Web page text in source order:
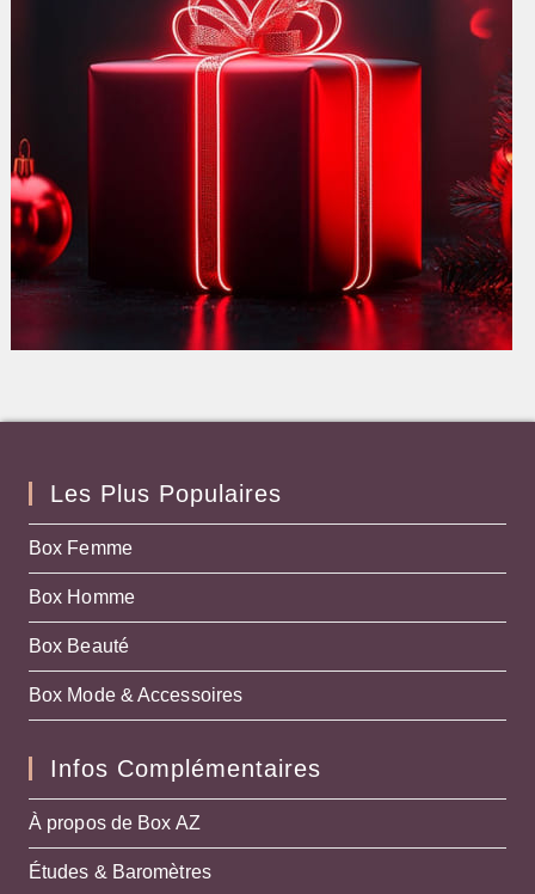
Les Plus Populaires
Box Femme
Box Homme
Box Beauté
Box Mode & Accessoires
Infos Complémentaires
À propos de Box AZ
Études & Baromètres